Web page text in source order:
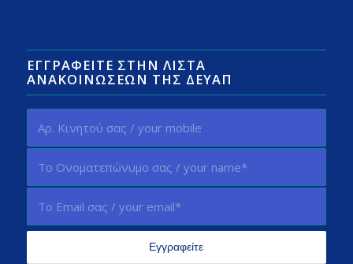
ΕΓΓΡΑΦΕΊΤΕ ΣΤΗΝ ΛΊΣΤΑ
ΑΝΑΚΟΙΝΏΣΕΩΝ ΤΗΣ ΔΕΥΑΠ